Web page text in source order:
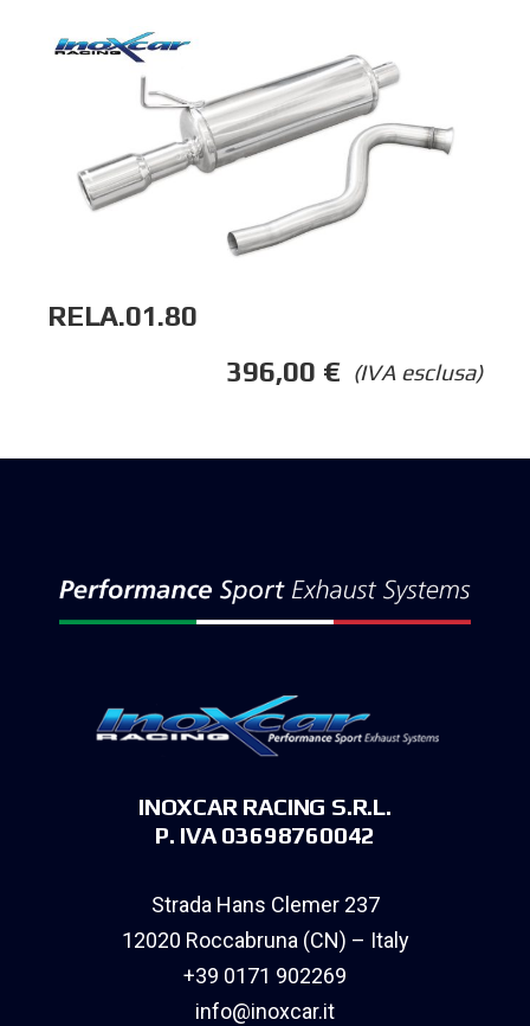
RELA.01.80
(IVA esclusa)
396,00 €
INOXCAR RACING S.R.L.
P. IVA 03698760042
Strada Hans Clemer 237
12020 Roccabruna (CN) – Italy
+39 0171 902269
info@inoxcar.it